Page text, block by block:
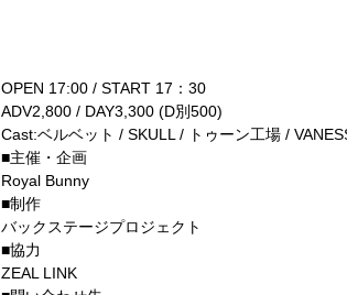
OPEN 17:00 / START 17：30
ADV2,800 / DAY3,300 (D別500)
Cast:ベルベット / SKULL / トゥーン工場 /
■主催・企画
Royal Bunny
■制作
バックステージプロジェクト
■協力
ZEAL LINK